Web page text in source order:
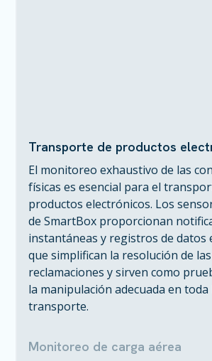
Transporte de productos
El monitoreo exhaustivo de las
físicas es esencial para el
productos electrónicos. Los
de SmartBox proporcionan
instantáneas y registros de datos
que simplifican la resolución de las
reclamaciones y sirven como
la manipulación adecuada en toda
transporte.
Monitoreo de carga aérea